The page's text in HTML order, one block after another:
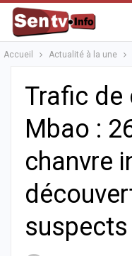
Accueil Actualité à la une
Trafic de
Mbao :
chanvre